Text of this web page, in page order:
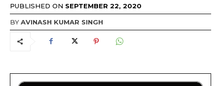
PUBLISHED ON SEPTEMBER 22, 2020
BYAVINASH KUMAR SINGH